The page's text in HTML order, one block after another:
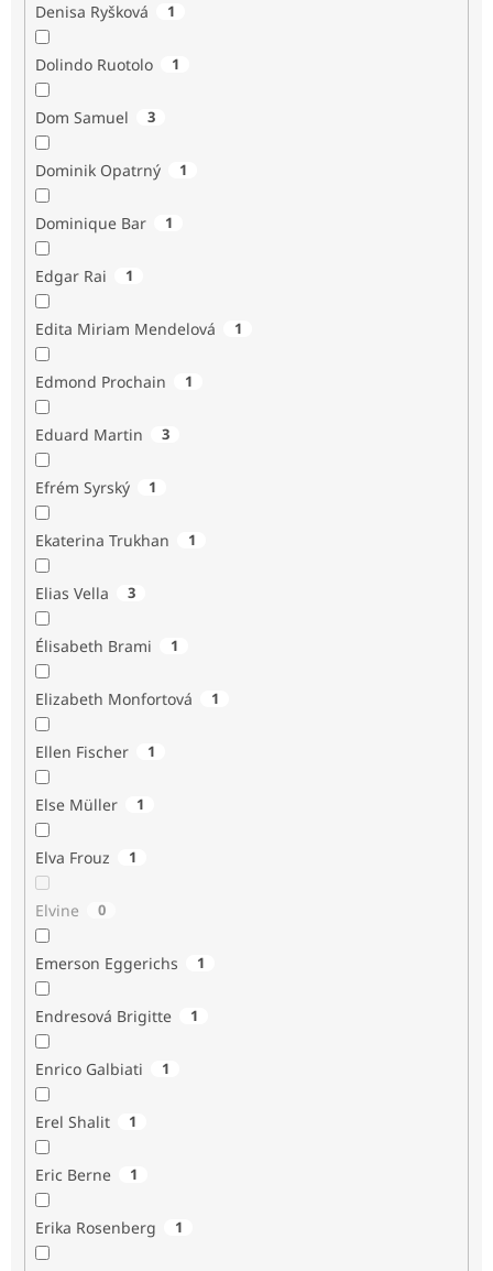
Denisa Ryšková 1
Dolindo Ruotolo 1
Dom Samuel 3
Dominik Opatrný 1
Dominique Bar 1
Edgar Rai 1
Edita Miriam Mendelová 1
Edmond Prochain 1
Eduard Martin 3
Efrém Syrský 1
Ekaterina Trukhan 1
Elias Vella 3
Élisabeth Brami 1
Elizabeth Monfortová 1
Ellen Fischer 1
Else Müller 1
Elva Frouz 1
Elvine 0
Emerson Eggerichs 1
Endresová Brigitte 1
Enrico Galbiati 1
Erel Shalit 1
Eric Berne 1
Erika Rosenberg 1